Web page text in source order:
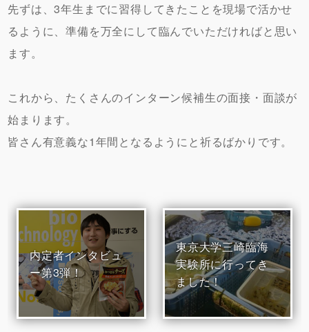
先ずは、3年生までに習得してきたことを現場で活かせ
るように、準備を万全にして臨んでいただければと思い
ます。
これから、たくさんのインターン候補生の面接・面談が
始まります。
皆さん有意義な1年間となるようにと祈るばかりです。
内定者インタビュ
ー第3弾！
東京大学三崎臨海
実験所に行ってき
ました！